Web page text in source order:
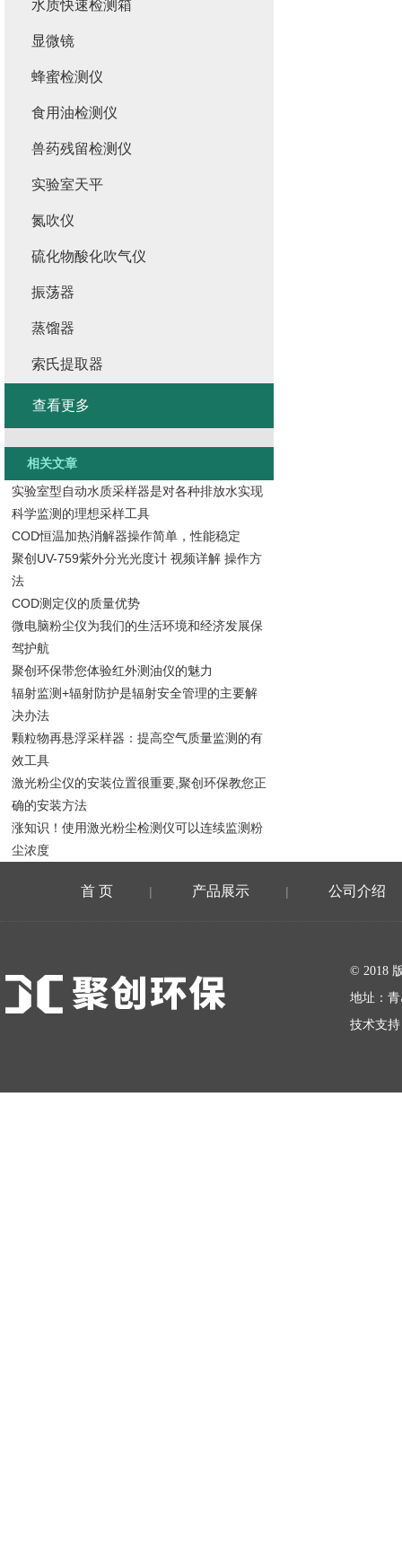
水质快速检测箱
显微镜
蜂蜜检测仪
食用油检测仪
兽药残留检测仪
实验室天平
氮吹仪
硫化物酸化吹气仪
振荡器
蒸馏器
索氏提取器
查看更多
相关文章
实验室型自动水质采样器是对各种排放水实现
科学监测的理想采样工具
COD恒温加热消解器操作简单，性能稳定
聚创UV-759紫外分光光度计 视频详解 操作方
法
COD测定仪的质量优势
微电脑粉尘仪为我们的生活环境和经济发展保
驾护航
聚创环保带您体验红外测油仪的魅力
辐射监测+辐射防护是辐射安全管理的主要解
决办法
颗粒物再悬浮采样器：提高空气质量监测的有
效工具
激光粉尘仪的安装位置很重要,聚创环保教您正
确的安装方法
涨知识！使用激光粉尘检测仪可以连续监测粉
尘浓度
首 页 | 产品展示 | 公司介绍
© 2018
地址：
技术支